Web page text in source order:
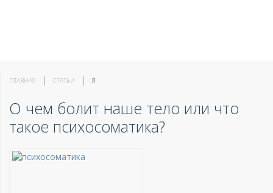
ГЛАВНАЯ СТАТЬИ Я
О чем болит наше тело или что
такое психосоматика?